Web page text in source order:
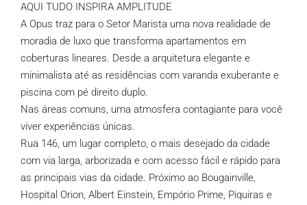
AQUI TUDO INSPIRA AMPLITUDE
A Opus traz para o Setor Marista uma nova realidade de
moradia de luxo que transforma apartamentos em
coberturas lineares. Desde a arquitetura elegante e
minimalista até as residências com varanda exuberante e
piscina com pé direito duplo.
Nas áreas comuns, uma atmosfera contagiante para você
viver experiências únicas.
Rua 146, um lugar completo, o mais desejado da cidade
com via larga, arborizada e com acesso fácil e rápido para
as principais vias da cidade. Próximo ao Bougainville,
Hospital Orion, Albert Einstein, Empório Prime, Piquiras e